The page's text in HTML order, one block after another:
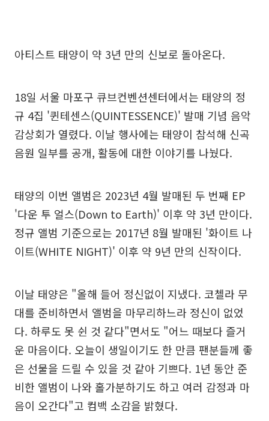
아티스트 태양이 약 3년 만의 신보로 돌아온다.
18일 서울 마포구 큐브컨벤션센터에서는 태양의 정
규 4집 '퀸테센스(QUINTESSENCE)' 발매 기념 음악
감상회가 열렸다. 이날 행사에는 태양이 참석해 신곡
음원 일부를 공개, 활동에 대한 이야기를 나눴다.
태양의 이번 앨범은 2023년 4월 발매된 두 번째 EP
'다운 투 얼스(Down to Earth)' 이후 약 3년 만이다.
정규 앨범 기준으로는 2017년 8월 발매된 '화이트 나
이트(WHITE NIGHT)' 이후 약 9년 만의 신작이다.
이날 태양은 "올해 들어 정신없이 지냈다. 코첼라 무
대를 준비하면서 앨범을 마무리하느라 정신이 없었
다. 하루도 못 쉰 것 같다"면서도 "어느 때보다 즐거
운 마음이다. 오늘이 생일이기도 한 만큼 팬분들께 좋
은 선물을 드릴 수 있을 것 같아 기쁘다. 1년 동안 준
비한 앨범이 나와 홀가분하기도 하고 여러 감정과 마
음이 오간다"고 컴백 소감을 밝혔다.